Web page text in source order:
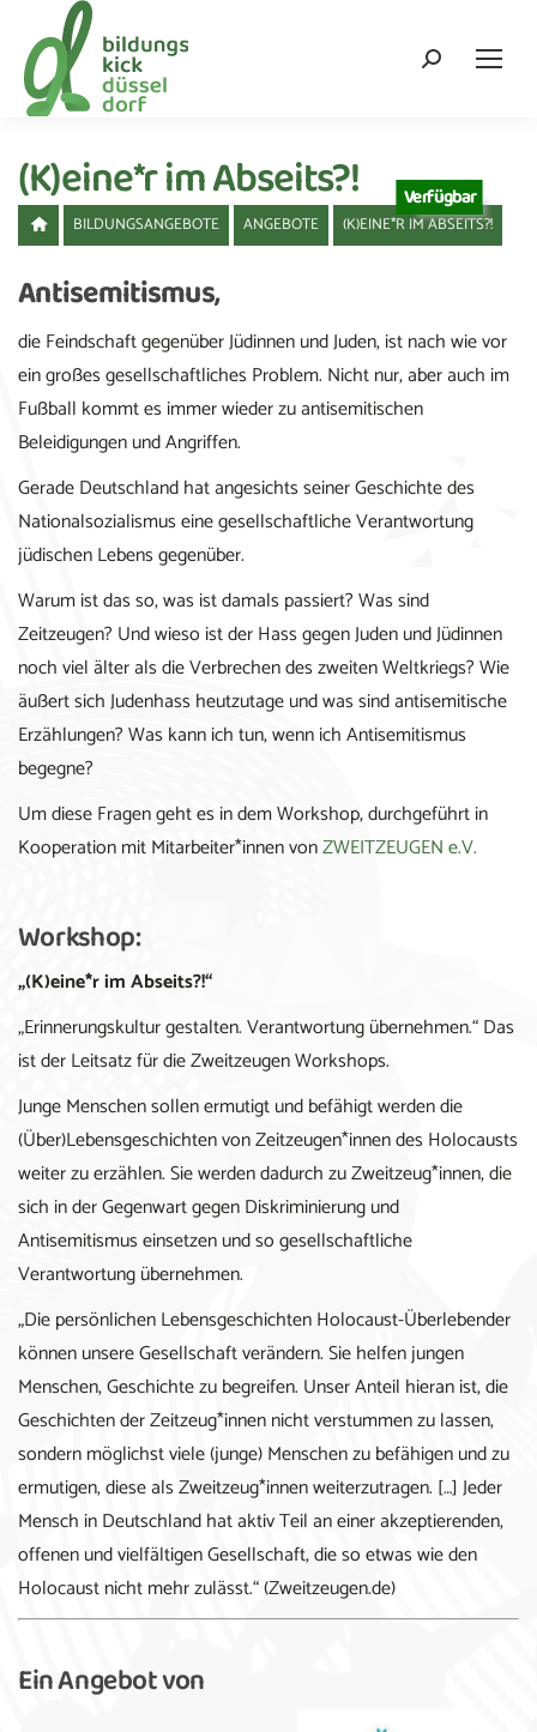
Search:
(K)eine*r im Abseits?! Verfügbar
BILDUNGSANGEBOTE ANGEBOTE (K)EINE*R IM ABSEITS?!
Antisemitismus,
die Feindschaft gegenüber Jüdinnen und Juden, ist nach wie vor
ein großes gesellschaftliches Problem. Nicht nur, aber auch im
Fußball kommt es immer wieder zu antisemitischen
Beleidigungen und Angriffen.
Gerade Deutschland hat angesichts seiner Geschichte des
Nationalsozialismus eine gesellschaftliche Verantwortung
jüdischen Lebens gegenüber.
Warum ist das so, was ist damals passiert? Was sind
Zeitzeugen? Und wieso ist der Hass gegen Juden und Jüdinnen
noch viel älter als die Verbrechen des zweiten Weltkriegs? Wie
äußert sich Judenhass heutzutage und was sind antisemitische
Erzählungen? Was kann ich tun, wenn ich Antisemitismus
begegne?
Um diese Fragen geht es in dem Workshop, durchgeführt in
Kooperation mit Mitarbeiter*innen vonZWEITZEUGEN e.V.
Workshop:
„(K)eine*r im Abseits?!“
„Erinnerungskultur gestalten. Verantwortung übernehmen.“ Das
ist der Leitsatz für die Zweitzeugen Workshops.
Junge Menschen sollen ermutigt und befähigt werden die
(Über)Lebensgeschichten von Zeitzeugen*innen des Holocausts
weiter zu erzählen. Sie werden dadurch zu Zweitzeug*innen, die
sich in der Gegenwart gegen Diskriminierung und
Antisemitismus einsetzen und so gesellschaftliche
Verantwortung übernehmen.
„Die persönlichen Lebensgeschichten Holocaust-Überlebender
können unsere Gesellschaft verändern. Sie helfen jungen
Menschen, Geschichte zu begreifen. Unser Anteil hieran ist, die
Geschichten der Zeitzeug*innen nicht verstummen zu lassen,
sondern möglichst viele (junge) Menschen zu befähigen und zu
ermutigen, diese als Zweitzeug*innen weiterzutragen. […] Jeder
Mensch in Deutschland hat aktiv Teil an einer akzeptierenden,
offenen und vielfältigen Gesellschaft, die so etwas wie den
Holocaust nicht mehr zulässt.“ (Zweitzeugen.de)
Ein Angebot von